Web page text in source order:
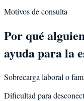
Motivos de consulta
Por qué
ayuda para la
Sobrecarga laboral o
Dificultad para